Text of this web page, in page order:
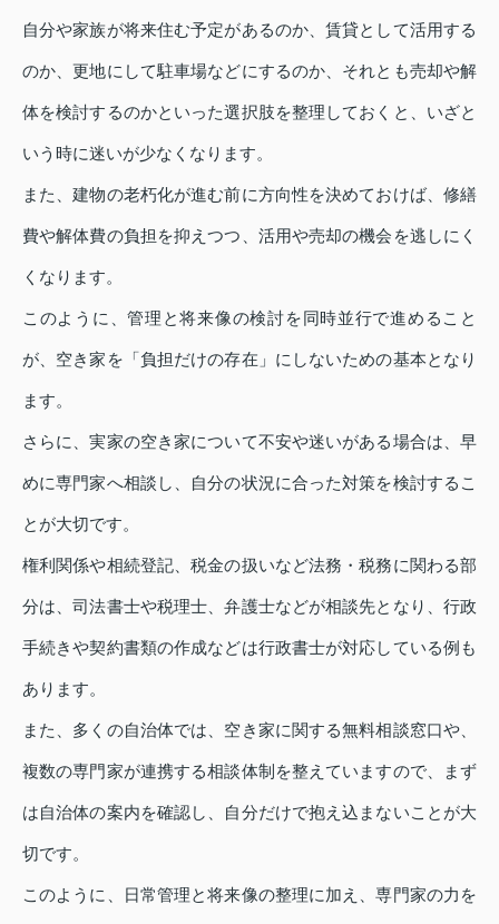
自分や家族が将来住む予定があるのか、賃貸として活用する
のか、更地にして駐車場などにするのか、それとも売却や解
体を検討するのかといった選択肢を整理しておくと、いざと
いう時に迷いが少なくなります。
また、建物の老朽化が進む前に方向性を決めておけば、修繕
費や解体費の負担を抑えつつ、活用や売却の機会を逃しにく
くなります。
このように、管理と将来像の検討を同時並行で進めること
が、空き家を「負担だけの存在」にしないための基本となり
ます。
さらに、実家の空き家について不安や迷いがある場合は、早
めに専門家へ相談し、自分の状況に合った対策を検討するこ
とが大切です。
権利関係や相続登記、税金の扱いなど法務・税務に関わる部
分は、司法書士や税理士、弁護士などが相談先となり、行政
手続きや契約書類の作成などは行政書士が対応している例も
あります。
また、多くの自治体では、空き家に関する無料相談窓口や、
複数の専門家が連携する相談体制を整えていますので、まず
は自治体の案内を確認し、自分だけで抱え込まないことが大
切です。
このように、日常管理と将来像の整理に加え、専門家の力を